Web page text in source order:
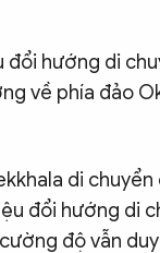
hướng di
về phía đảo
di
đổi hướng di
độ vẫn